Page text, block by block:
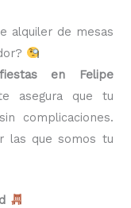
alquiler de mesas
en Felipe
asegura que tu
complicaciones.
las que somos tu